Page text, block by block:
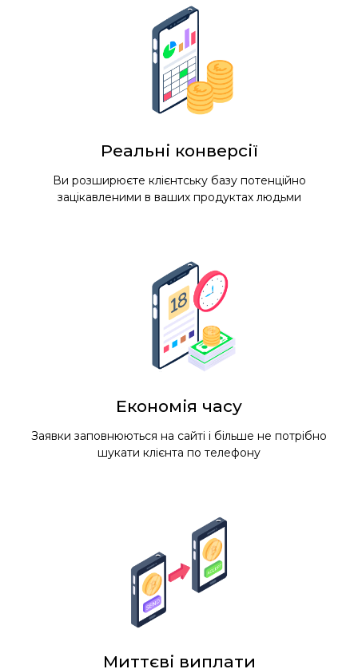
Реальні конверсії
Ви розширюєте клієнтську базу потенційно
зацікавленими в ваших продуктах людьми
Економія часу
Заявки заповнюються на сайті і більше не потрібно
шукати клієнта по телефону
Миттєві виплати